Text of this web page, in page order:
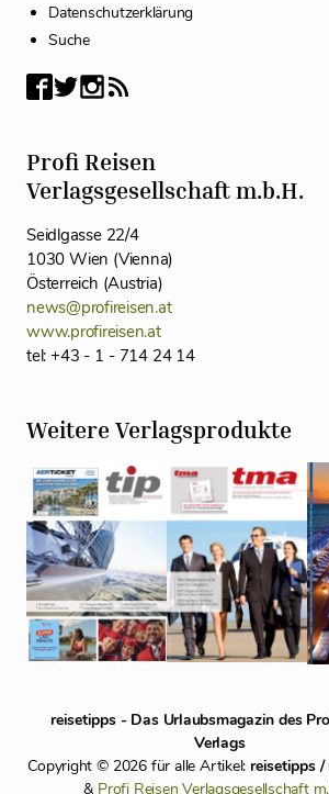
Datenschutzerklärung
Suche
Profi Reisen
Verlagsgesellschaft m.b.H.
Seidlgasse 22/4
1030 Wien (Vienna)
Österreich (Austria)
news@profireisen.at
www.profireisen.at
tel: +43 - 1 - 714 24 14
Weitere Verlagsprodukte
reisetipps - Das Urlaubsmagazin des
Verlags
Copyright © 2026 für alle Artikel:reisetipps /
& Profi Reisen Verlagsgesellschaft